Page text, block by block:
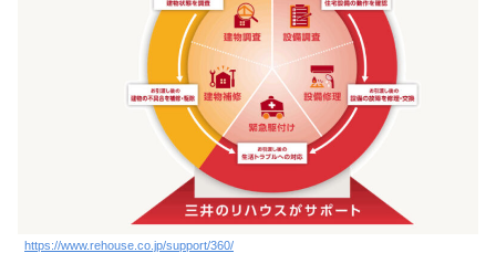
https://www.rehouse.co.jp/support/360/